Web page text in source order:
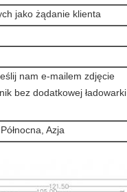
jako żądanie klienta
nam e-mailem zdjęcie
bez dodatkowej ładowarki
Azja